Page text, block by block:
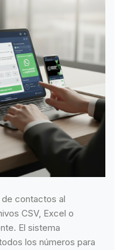
contactos al
CSV, Excel o
El sistema
los números para